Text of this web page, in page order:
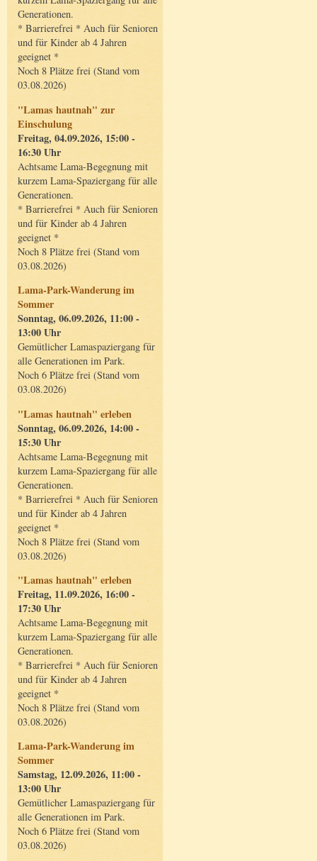
Generationen.
* Barrierefrei * Auch für Senioren
und für Kinder ab 4 Jahren
geeignet *
Noch 8 Plätze frei (Stand vom
03.08.2026)
"Lamas hautnah" zur
Einschulung
Freitag, 04.09.2026, 15:00 -
16:30 Uhr
Achtsame Lama-Begegnung mit
kurzem Lama-Spaziergang für alle
Generationen.
* Barrierefrei * Auch für Senioren
und für Kinder ab 4 Jahren
geeignet *
Noch 8 Plätze frei (Stand vom
03.08.2026)
Lama-Park-Wanderung im
Sommer
Sonntag, 06.09.2026, 11:00 -
13:00 Uhr
Gemütlicher Lamaspaziergang für
alle Generationen im Park.
Noch 6 Plätze frei (Stand vom
03.08.2026)
"Lamas hautnah" erleben
Sonntag, 06.09.2026, 14:00 -
15:30 Uhr
Achtsame Lama-Begegnung mit
kurzem Lama-Spaziergang für alle
Generationen.
* Barrierefrei * Auch für Senioren
und für Kinder ab 4 Jahren
geeignet *
Noch 8 Plätze frei (Stand vom
03.08.2026)
"Lamas hautnah" erleben
Freitag, 11.09.2026, 16:00 -
17:30 Uhr
Achtsame Lama-Begegnung mit
kurzem Lama-Spaziergang für alle
Generationen.
* Barrierefrei * Auch für Senioren
und für Kinder ab 4 Jahren
geeignet *
Noch 8 Plätze frei (Stand vom
03.08.2026)
Lama-Park-Wanderung im
Sommer
Samstag, 12.09.2026, 11:00 -
13:00 Uhr
Gemütlicher Lamaspaziergang für
alle Generationen im Park.
Noch 6 Plätze frei (Stand vom
03.08.2026)